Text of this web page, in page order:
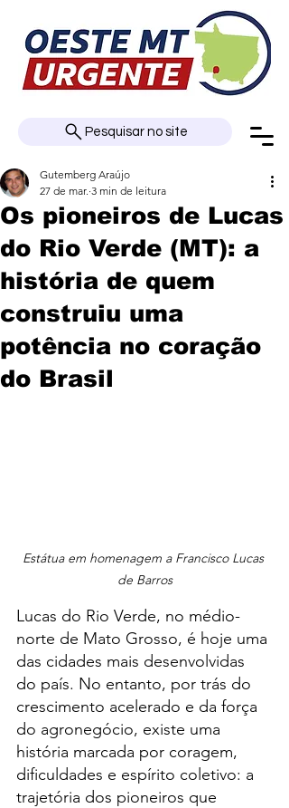
Pesquisar no site
Os pioneiros de Lucas
do Rio Verde (MT): a
história de quem
construiu uma
potência no coração
do Brasil
Gutemberg Araújo
27 de mar. 3 min de leitura
Estátua em homenagem a Francisco Lucas
de Barros
Lucas do Rio Verde, no médio-
norte de Mato Grosso, é hoje uma
das cidades mais desenvolvidas
do país. No entanto, por trás do
crescimento acelerado e da força
do agronegócio, existe uma
história marcada por coragem,
dificuldades e espírito coletivo: a
trajetória dos pioneiros que